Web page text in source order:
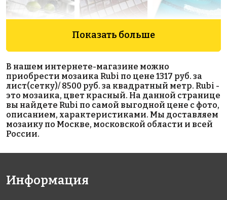
2950 руб./м²
2530 D
Ondulato
313x495
8500 руб./м²
Opalo
313x495
7300 руб./м²
Coral
313x495
4200 руб./м²
Стеклянная
2513 A
Показать больше
В нашем интернете-магазине можно
приобрести мозаика Rubi по цене 1317 руб. за
лист(сетку)/ 8500 руб. за квадратный метр. Rubi -
это мозаика, цвет красный. На данной странице
вы найдете Rubi по самой выгодной цене с фото,
описанием, характеристиками. Мы доставляем
мозаику по Москве, московской области и всей
России.
Информация